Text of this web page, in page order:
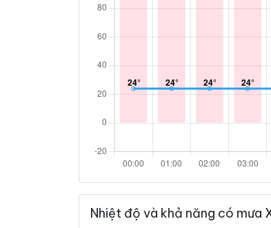
Nhiệt độ và khả năng có mưa